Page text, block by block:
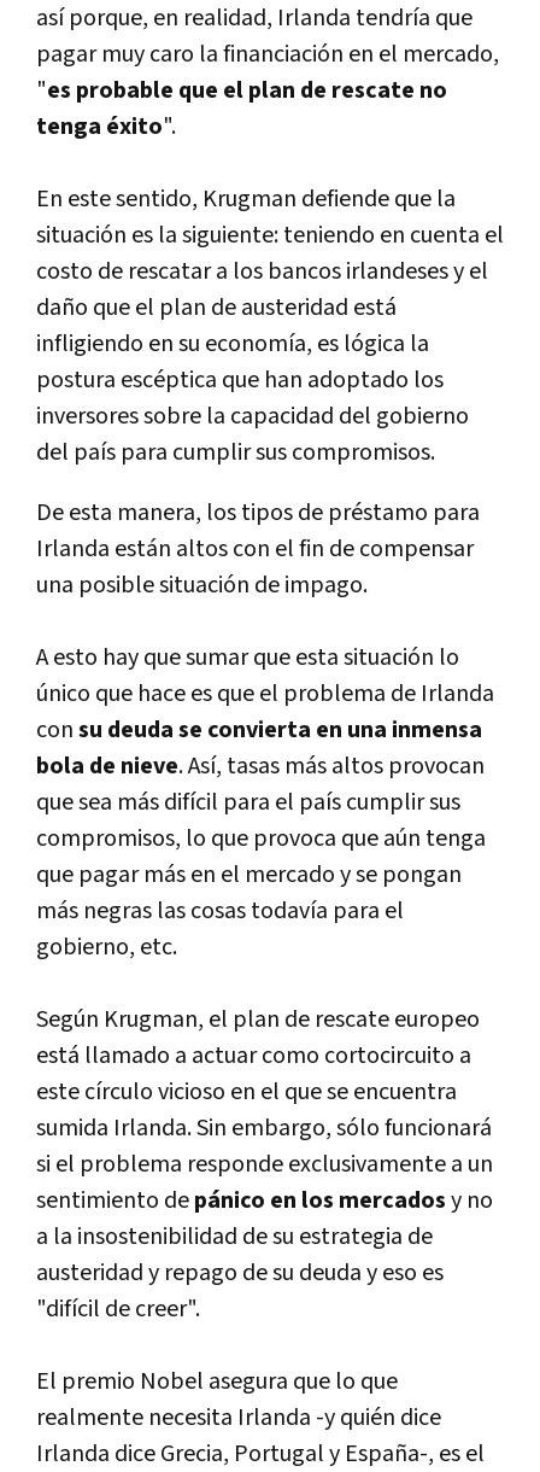
así porque, en realidad, Irlanda tendría que
pagar muy caro la financiación en el mercado,
"es probable que el plan de rescate no
tenga éxito".
En este sentido, Krugman defiende que la
situación es la siguiente: teniendo en cuenta el
costo de rescatar a los bancos irlandeses y el
daño que el plan de austeridad está
infligiendo en su economía, es lógica la
postura escéptica que han adoptado los
inversores sobre la capacidad del gobierno
del país para cumplir sus compromisos.
De esta manera, los tipos de préstamo para
Irlanda están altos con el fin de compensar
una posible situación de impago.
A esto hay que sumar que esta situación lo
único que hace es que el problema de Irlanda
consu deuda se convierta en una inmensa
bola de nieve. Así, tasas más altos provocan
que sea más difícil para el país cumplir sus
compromisos, lo que provoca que aún tenga
que pagar más en el mercado y se pongan
más negras las cosas todavía para el
gobierno, etc.
Según Krugman, el plan de rescate europeo
está llamado a actuar como cortocircuito a
este círculo vicioso en el que se encuentra
sumida Irlanda. Sin embargo, sólo funcionará
si el problema responde exclusivamente a un
sentimiento depánico en los mercadosy no
a la insostenibilidad de su estrategia de
austeridad y repago de su deuda y eso es
"difícil de creer".
El premio Nobel asegura que lo que
realmente necesita Irlanda -y quién dice
Irlanda dice Grecia, Portugal y España-, es el